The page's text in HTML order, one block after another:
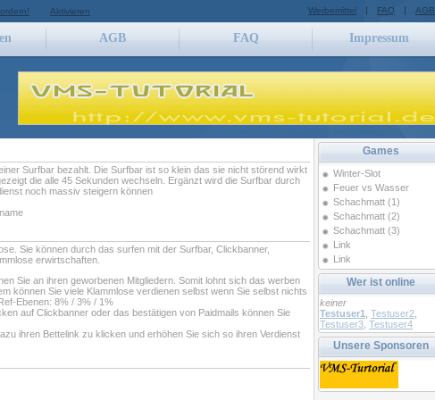
Aktivieren Werbemittel | FAQ | AGB
AGB FAQ Impressum
Surfbar bezahlt. Die Surfbar ist so klein das sie nicht störend wirkt
die alle 45 Sekunden wechseln. Ergänzt wird die Surfbar durch
noch massiv steigern können
Sie können durch das surfen mit der Surfbar, Clickbanner,
erwirtschaften.
Sie an ihren geworbenen Mitgliedern. Somit lohnt sich das werben
können Sie viele Klammlose verdienen selbst wenn Sie selbst nichts
Ebenen: 8% / 3% / 1%
auf Clickbanner oder das bestätigen von Paidmails können Sie
ihren Bettelink zu klicken und erhöhen Sie sich so ihren Verdienst
Games
Winter-Slot
Feuer vs Wasser
Schachmatt (1)
Schachmatt (2)
Schachmatt (3)
Link
Link
Wer ist online
keiner
Testuser1
Testuser2
Testuser3 Testuser4
Unsere Sponsoren